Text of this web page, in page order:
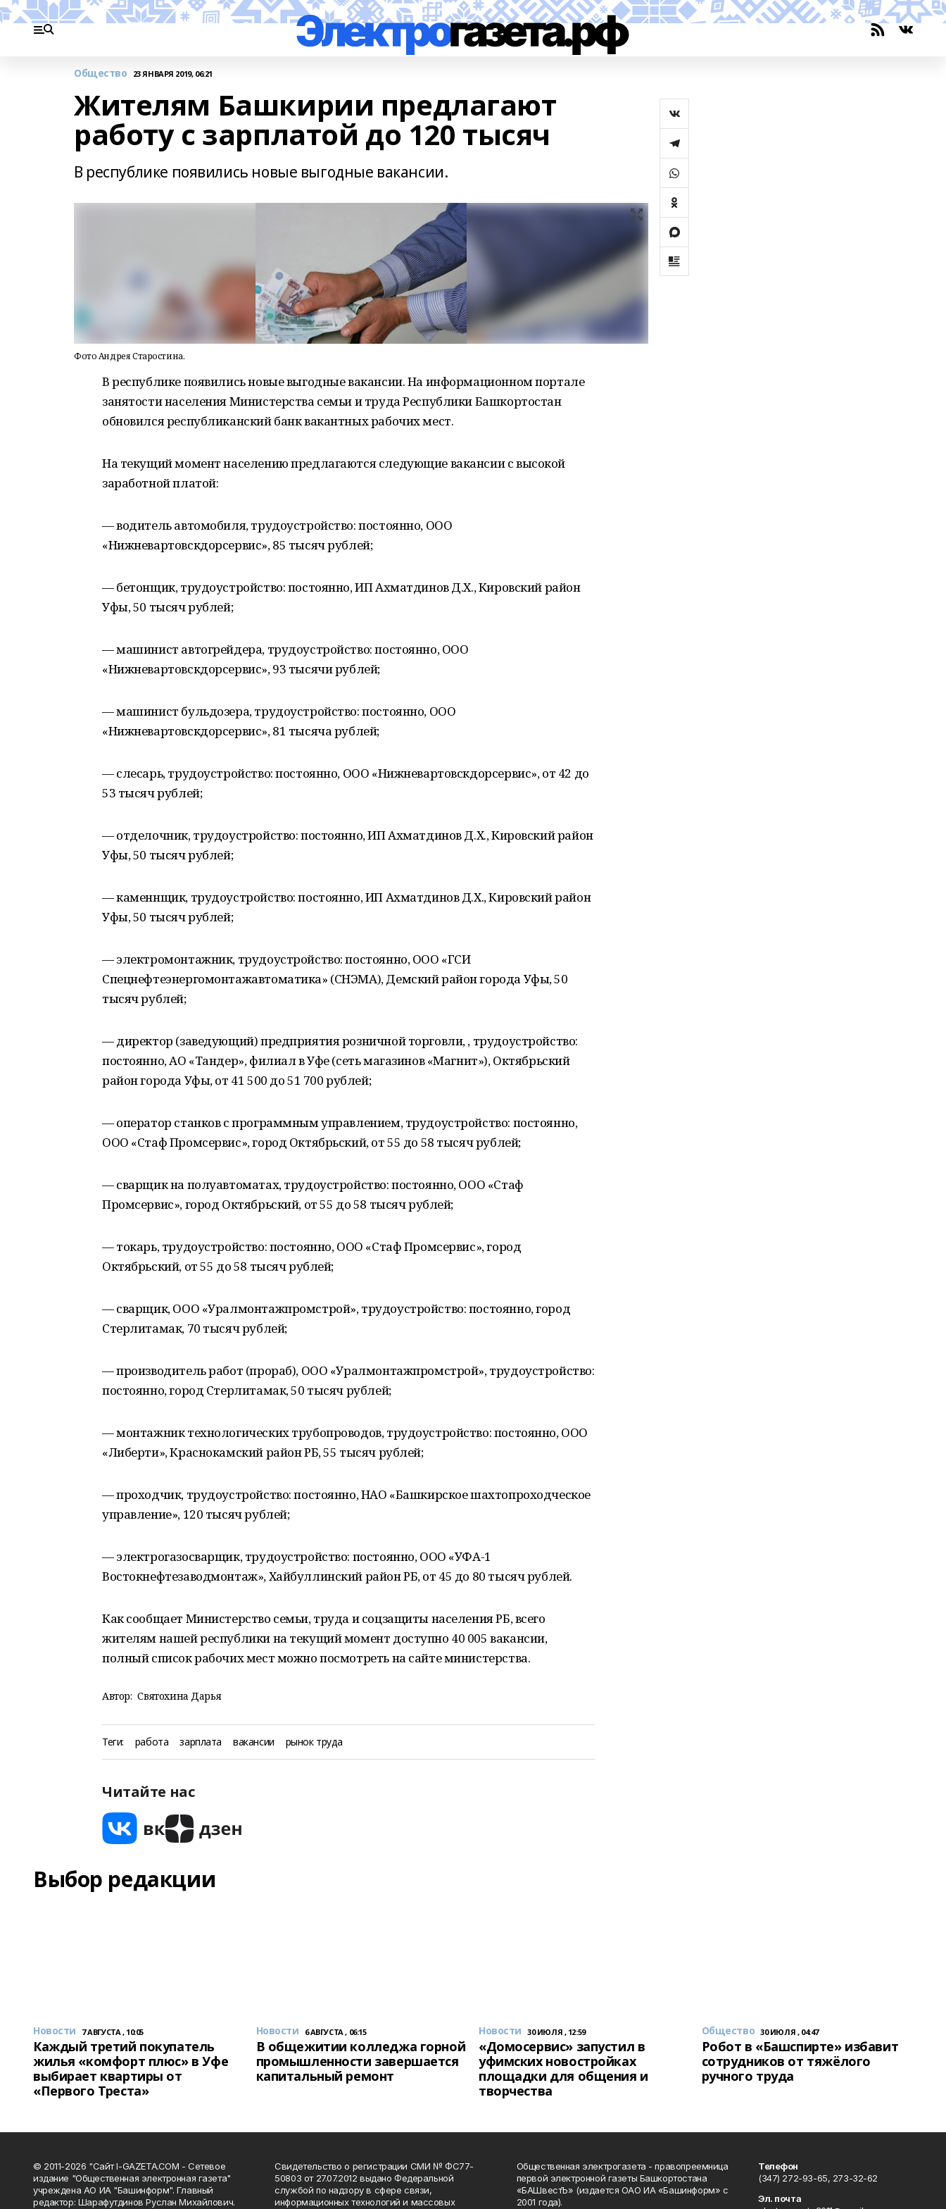
Общество 23 ЯНВАРЯ 2019, 06:21
Жителям Башкирии предлагают
работу с зарплатой до 120 тысяч
В республике появились новые выгодные вакансии.
Фото Андрея Старостина.
В республике появились новые выгодные вакансии. На информационном портале
занятости населения Министерства семьи и труда Республики Башкортостан
обновился республиканский банк вакантных рабочих мест.
На текущий момент населению предлагаются следующие вакансии с высокой
заработной платой:
— водитель автомобиля, трудоустройство: постоянно, ООО
«Нижневартовскдорсервис», 85 тысяч рублей;
— бетонщик, трудоустройство: постоянно, ИП Ахматдинов Д.Х., Кировский район
Уфы, 50 тысяч рублей;
— машинист автогрейдера, трудоустройство: постоянно, ООО
«Нижневартовскдорсервис», 93 тысячи рублей;
— машинист бульдозера, трудоустройство: постоянно, ООО
«Нижневартовскдорсервис», 81 тысяча рублей;
— слесарь, трудоустройство: постоянно, ООО «Нижневартовскдорсервис», от 42 до
53 тысяч рублей;
— отделочник, трудоустройство: постоянно, ИП Ахматдинов Д.Х., Кировский район
Уфы, 50 тысяч рублей;
— каменнщик, трудоустройство: постоянно, ИП Ахматдинов Д.Х., Кировский район
Уфы, 50 тысяч рублей;
— электромонтажник, трудоустройство: постоянно, ООО «ГСИ
Спецнефтеэнергомонтажавтоматика» (СНЭМА), Демский район города Уфы, 50
тысяч рублей;
— директор (заведующий) предприятия розничной торговли, , трудоустройство:
постоянно, АО «Тандер», филиал в Уфе (сеть магазинов «Магнит»), Октябрьский
район города Уфы, от 41 500 до 51 700 рублей;
— оператор станков с программным управлением, трудоустройство: постоянно,
ООО «Стаф Промсервис», город Октябрьский, от 55 до 58 тысяч рублей;
— сварщик на полуавтоматах, трудоустройство: постоянно, ООО «Стаф
Промсервис», город Октябрьский, от 55 до 58 тысяч рублей;
— токарь, трудоустройство: постоянно, ООО «Стаф Промсервис», город
Октябрьский, от 55 до 58 тысяч рублей;
— сварщик, ООО «Уралмонтажпромстрой», трудоустройство: постоянно, город
Стерлитамак, 70 тысяч рублей;
— производитель работ (прораб), ООО «Уралмонтажпромстрой», трудоустройство:
постоянно, город Стерлитамак, 50 тысяч рублей;
— монтажник технологических трубопроводов, трудоустройство: постоянно, ООО
«Либерти», Краснокамский район РБ, 55 тысяч рублей;
— проходчик, трудоустройство: постоянно, НАО «Башкирское шахтопроходческое
управление», 120 тысяч рублей;
— электрогазосварщик, трудоустройство: постоянно, ООО «УФА-1
Востокнефтезаводмонтаж», Хайбуллинский район РБ, от 45 до 80 тысяч рублей.
Как сообщает Министерство семьи, труда и соцзащиты населения РБ, всего
жителям нашей республики на текущий момент доступно 40 005 вакансии,
полный список рабочих мест можно посмотреть на сайте министерства.
Автор: Святохина Дарья
Теги: работа зарплата вакансии рынок труда
Читайте нас
Выбор редакции
Новости 7 АВГУСТА , 10:05
Каждый третий покупатель
жилья «комфорт плюс» в Уфе
выбирает квартиры от
«Первого Треста»
Новости 6 АВГУСТА , 06:15
В общежитии колледжа горной
промышленности завершается
капитальный ремонт
Новости 30 ИЮЛЯ , 12:59
«Домосервис» запустил в
уфимских новостройках
площадки для общения и
творчества
Общество 30 ИЮЛЯ , 04:47
Робот в «Башспирте» избавит
сотрудников от тяжёлого
ручного труда
© 2011-2026 "Сайт I-GAZETA.COM - Сетевое
издание "Общественная электронная газета"
учреждена АО ИА "Башинформ". Главный
редактор: Шарафутдинов Руслан Михайлович.
Свидетельство о регистрации СМИ № ФС77-
50803 от 27.07.2012 выдано Федеральной
службой по надзору в сфере связи,
информационных технологий и массовых
Общественная электрогазета - правопреемница
первой электронной газеты Башкортостана
«БАШвестЪ» (издается ОАО ИА «Башинформ» с
2001 года).
Телефон
(347) 272-93-65, 273-32-62
Эл. почта